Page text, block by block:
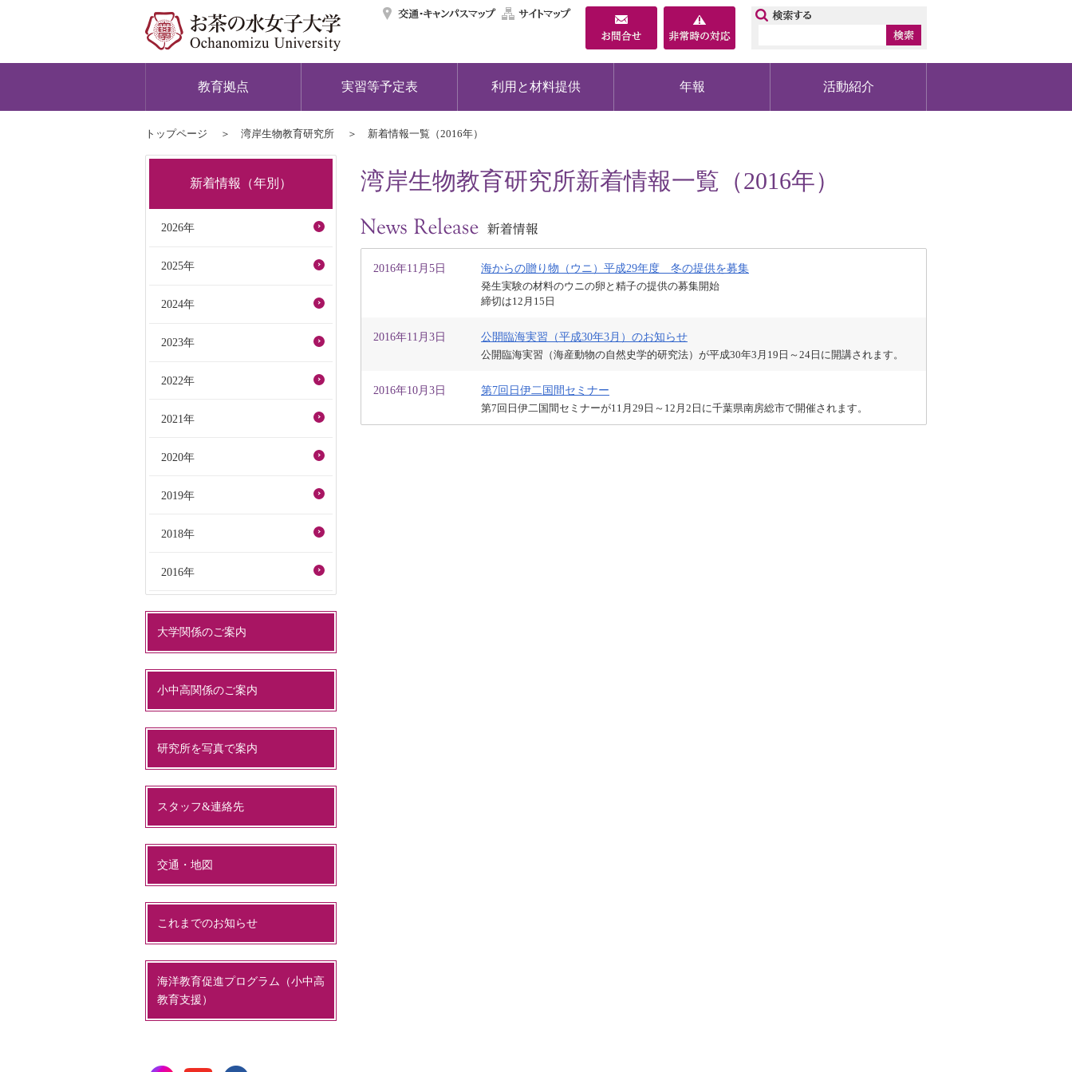
交通・キャンパスマップ
サイトマップ
教育拠点 実習等予定表 利用と材料提供 年報 活動紹介
トップページ 湾岸生物教育研究所 新着情報一覧（2016年）
湾岸生物教育研究所新着情報一覧（2016年）
2016年11月5日 海からの贈り物（ウニ）平成29年度 冬の提供を募集
発生実験の材料のウニの卵と精子の提供の募集開始
締切は12月15日
2016年11月3日 公開臨海実習（平成30年3月）のお知らせ
公開臨海実習（海産動物の自然史学的研究法）が平成30年3月19日～24日に開講されます。
2016年10月3日 第7回日伊二国間セミナー
第7回日伊二国間セミナーが11月29日～12月2日に千葉県南房総市で開催されます。
新着情報（年別）
2026年
2025年
2024年
2023年
2022年
2021年
2020年
2019年
2018年
2016年
大学関係のご案内
小中高関係のご案内
研究所を写真で案内
スタッフ&連絡先
交通・地図
これまでのお知らせ
海洋教育促進プログラム（小中高
教育支援）